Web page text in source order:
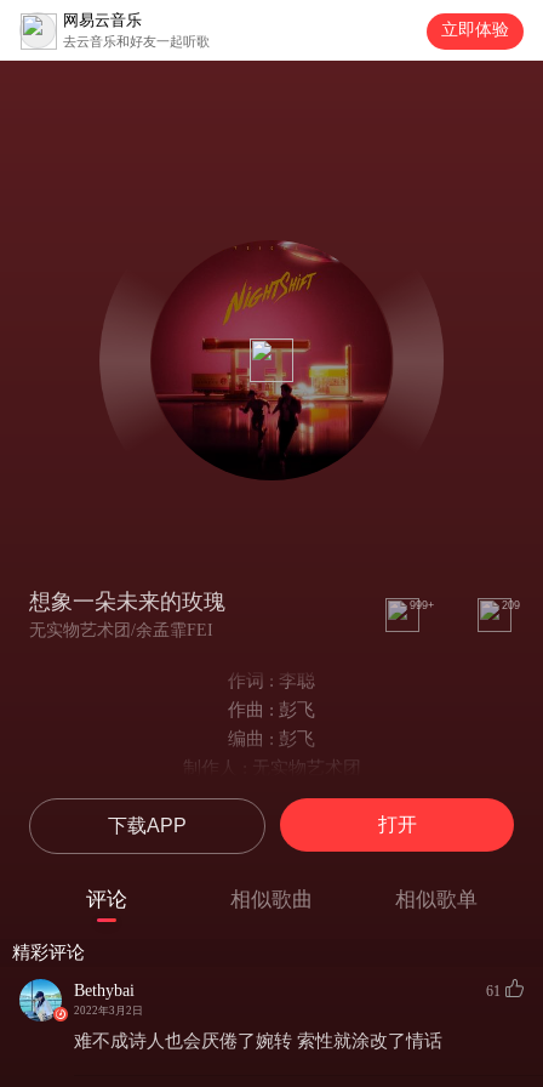
网易云音乐
去云音乐和好友一起听歌
立即体验
想象一朵未来的玫瑰
无实物艺术团/余孟霏FEI
999+ 209
作词 : 李聪
作曲 : 彭飞
编曲 : 彭飞
制作人 : 无实物艺术团
想象一朵
在未来 有血有肉 的玫瑰
想象一场
好奇心 放大
想象一只
下载APP 打开
评论 相似歌曲 相似歌单
精彩评论
Bethybai
2022年3月2日
61
难不成诗人也会厌倦了婉转 索性就涂改了情话